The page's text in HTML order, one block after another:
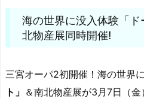
海の世界に没入体験「
北物産展同時開催!
三宮オーパ2初開催！海の世界
ト」 ＆南北物産展が3月7日（